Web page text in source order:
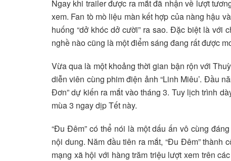
Ngay khi trailer được ra mắt đã nhận về lượt
xem. Fan tò mò liệu màn kết hợp của nàng hậu
huống “dở khóc dở cười” ra sao. Đặc biệt là với
nghề nào cũng là một điểm sáng đang rất được
Vừa qua là một khoảng thời gian bận rộn với
diễn viên cùng phim điện ảnh “Linh Miêu’. Đầu
Đơn” dự kiến ra mắt vào tháng 3. Tuy lịch trình
mùa 3 ngay dịp Tết này.
“Đu Đêm” có thể nói là một dấu ấn vô cùng
nội dung. Năm đầu tiên ra mắt, “Đu Đêm” thành
mạng xã hội với hàng trăm triệu lượt xem trên